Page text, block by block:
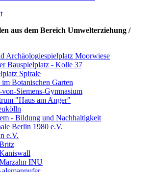
aus dem Bereich Umwelterziehung /
Archäologiespielplatz Moorwiese
Bauspielplatz - Kolle 37
Spirale
Botanischen Garten
Siemens-Gymnasium
"Haus am Anger"
- Bildung und Nachhaltigkeit
Berlin 1980 e.V.
e.V.
INU